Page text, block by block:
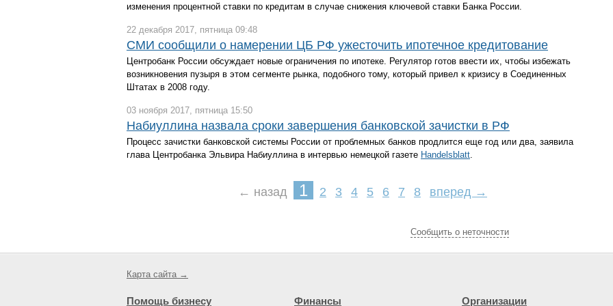
изменения процентной ставки по кредитам в случае снижения ключевой ставки Банка России.
22 декабря 2017, пятница 09:48
СМИ сообщили о намерении ЦБ РФ ужесточить ипотечное кредитование
Центробанк России обсуждает новые ограничения по ипотеке. Регулятор готов ввести их, чтобы избежать
возникновения пузыря в этом сегменте рынка, подобного тому, который привел к кризису в Соединенных
Штатах в 2008 году.
03 ноября 2017, пятница 15:50
Набиуллина назвала сроки завершения банковской зачистки в РФ
Процесс зачистки банковской системы России от проблемных банков продлится еще год или два, заявила
глава Центробанка Эльвира Набиуллина в интервью немецкой газете Handelsblatt.
← назад 1 2 3 4 5 6 7 8 вперед →
Cообщить о неточности
Карта сайта →
Помощь бизнесу Финансы Организации